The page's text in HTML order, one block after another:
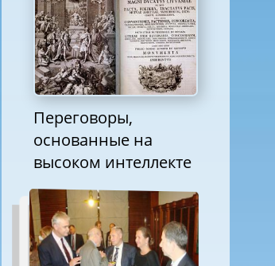
Переговоры,
основанные на
высоком интеллекте